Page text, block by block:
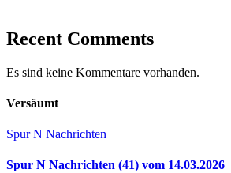
Recent Comments
Es sind keine Kommentare vorhanden.
Versäumt
Spur N Nachrichten
Spur N Nachrichten (41) vom 14.03.2026